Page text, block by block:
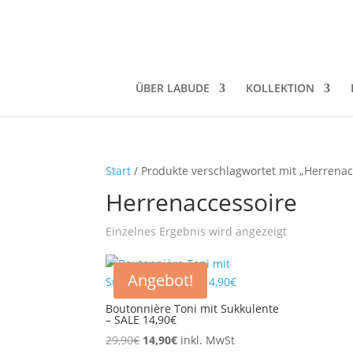
ÜBER LABUDE KOLLEKTION
Start / Produkte verschlagwortet mit
Herrenaccessoire
Einzelnes Ergebnis wird angezeigt
Angebot!
Boutonnière Toni mit Sukkulente
– SALE 14,90€
29,90€ Ursprünglicher
14,90€Aktueller
inkl. MwSt